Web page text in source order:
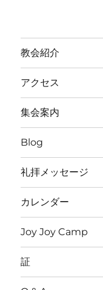
教会紹介
アクセス
集会案内
Blog
礼拝メッセージ
カレンダー
Joy Joy Camp
証